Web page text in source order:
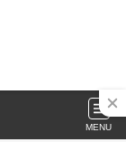
MENU